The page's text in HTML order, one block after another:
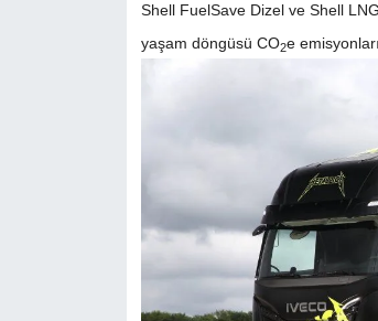
Shell FuelSave Dizel ve Shell
yaşam döngüsü CO2e